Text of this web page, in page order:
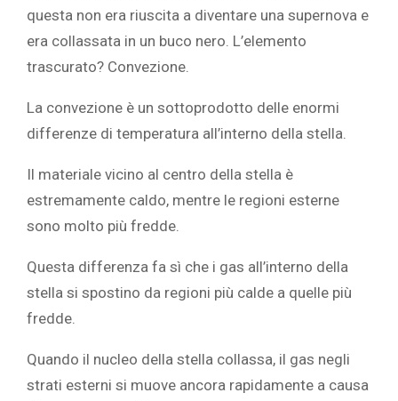
questa non era riuscita a diventare una supernova e
era collassata in un buco nero. L’elemento
trascurato? Convezione.
La convezione è un sottoprodotto delle enormi
differenze di temperatura all’interno della stella.
Il materiale vicino al centro della stella è
estremamente caldo, mentre le regioni esterne
sono molto più fredde.
Questa differenza fa sì che i gas all’interno della
stella si spostino da regioni più calde a quelle più
fredde.
Quando il nucleo della stella collassa, il gas negli
strati esterni si muove ancora rapidamente a causa